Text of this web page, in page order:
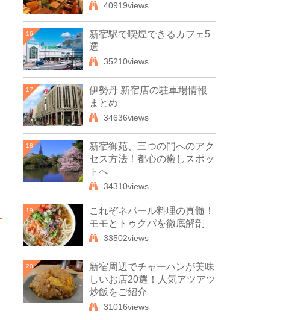
40919views
16
新宿駅で喫煙できるカフェ5
選
35210views
17
伊勢丹 新宿店の駐車場情報
まとめ
34636views
18
新宿御苑、三つの門へのアク
セス方法！都心の癒しスポッ
トへ
34310views
19
これぞネパール料理の真髄！
モモとトゥクパを徹底解剖
33502views
20
新宿周辺でチャーハンが美味
しいお店20選！人気アツアツ
炒飯をご紹介
31016views